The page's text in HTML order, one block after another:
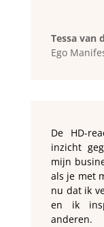
Tessa van
Ego
De HD-
inzicht
mijn
als je met
nu dat ik
en ik
anderen.